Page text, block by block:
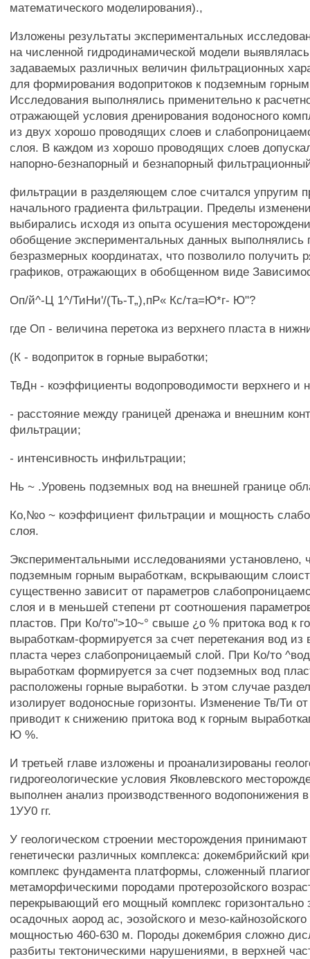
математического моделирования).,
Изложены результаты экспериментальных
на численной гидродинамической модели
задаваемых различных величин фильтрационных
для формирования водопритоков к подземным
Исследования выполнялись применительно к
отражающей условия дренирования водоносного
из двух хорошо проводящих слоев и
слоя. В каждом из хорошо проводящих слоев
напорно-безнапорный и безнапорный
фильтрации в разделяющем слое считался упругим
начального градиента фильтрации. Пределы
выбирались исходя из опыта осушения
обобщение экспериментальных данных выполнялись
безразмерных координатах, что позволило получить
графиков, отражающих в обобщенном виде
Оп/й^-Ц 1^/ТиНи'/(Ть-Т„),пР« Кс/та=Ю*г- Ю"?
где Оп - величина перетока из верхнего пласта в
(К - водоприток в горные выработки;
ТвДн - коэффициенты водопроводимости верхнего и
- расстояние между границей дренажа и внешним
фильтрации;
- интенсивность инфильтрации;
Нь ~ .Уровень подземных вод на внешней границе
Ко,№о ~ коэффициент фильтрации и мощность
слоя.
Экспериментальными исследованиями установлено,
подземным горным выработкам, вскрывающим
существенно зависит от параметров
слоя и в меньшей степени рт соотношения
пластов. При Ко/то">10~° свыше ¿о % притока вод к
выработкам-формируется за счет перетекания вод
пласта через слабопроницаемый слой. При Ко/то
выработкам формируется за счет подземных вод
расположены горные выработки. Ь этом случае
изолирует водоносные горизонты. Изменение Тв/Ти
приводит к снижению притока вод к горным
Ю %.
И третьей главе изложены и проанализированы
гидрогеологические условия Яковлевского
выполнен анализ производственного водопонижения
1УУ0 гг.
У геологическом строении месторождения
генетически различных комплекса: докембрийский
комплекс фундамента платформы, сложенный
метаморфическими породами протерозойского
перекрывающий его мощный комплекс горизонтально
осадочных аород ас, эозойского и мезо-кайнозойского
мощностью 460-630 м. Породы докембрия сложно
разбиты тектоническими нарушениями, в верхней